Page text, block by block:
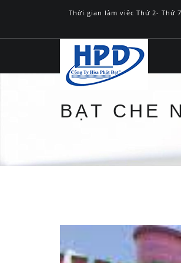
Thời gian làm viêc Thứ 2- Thứ 7
BẠT CHE